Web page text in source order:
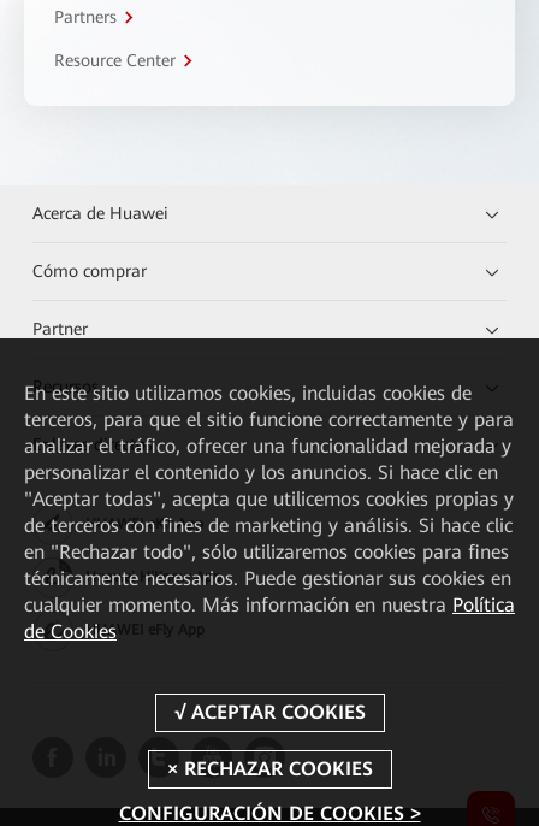
Partners
Resource Center
Acerca de Huawei
Cómo comprar
Partner
Recursos
Enlaces directos
HUAWEI eKit App
Huawei HiKnow App
HUAWEI eFly App
En este sitio utilizamos cookies, incluidas cookies de
terceros, para que el sitio funcione correctamente y para
analizar el tráfico, ofrecer una funcionalidad mejorada y
personalizar el contenido y los anuncios. Si hace clic en
"Aceptar todas", acepta que utilicemos cookies propias y
de terceros con fines de marketing y análisis. Si hace clic
en "Rechazar todo", sólo utilizaremos cookies para fines
técnicamente necesarios. Puede gestionar sus cookies en
cualquier momento. Más información en nuestra Política
de Cookies
CONFIGURACIÓN DE COOKIES >